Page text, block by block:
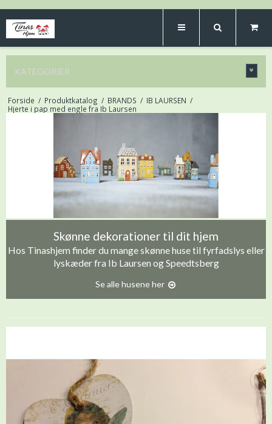
KATEGORIER
Forside / Produktkatalog / BRANDS / IB LAURSEN /
Hjerte i pap med engle fra Ib Laursen
Skønne dekorationer til dit hjem
Hos Tinashjem finder du mange skønne huse til fyrfadslys eller
lyskæder fra Ib Laursen og Speedtsberg
Se alle husene her